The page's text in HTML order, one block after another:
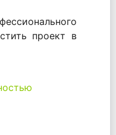
проект в
пластик.
рынка в